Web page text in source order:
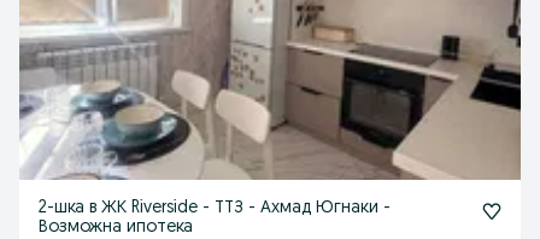
2-шка в ЖК Riverside - ТТЗ - Ахмад Югнаки -
Возможна ипотека